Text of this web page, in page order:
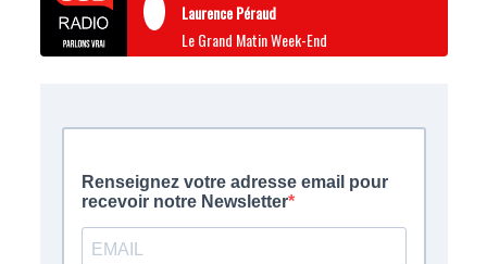
Laurence Péraud
Le Grand Matin Week-End